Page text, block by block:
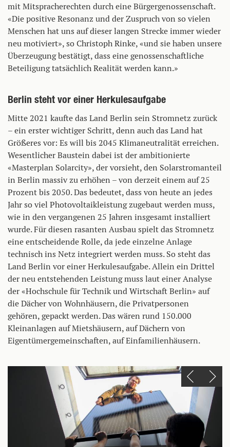
mit Mitspracherechten durch eine Bürgergenossenschaft.
«Die positive Resonanz und der Zuspruch von so vielen
Menschen hat uns auf dieser langen Strecke immer wieder
neu motiviert», so Christoph Rinke, «und sie haben unsere
Überzeugung bestätigt, dass eine genossenschaftliche
Beteiligung tatsächlich Realität werden kann.»
Berlin steht vor einer Herkulesaufgabe
Mitte 2021 kaufte das Land Berlin sein Stromnetz zurück
– ein erster wichtiger Schritt, denn auch das Land hat
Größeres vor: Es will bis 2045 Klimaneutralität erreichen.
Wesentlicher Baustein dabei ist der ambitionierte
«Masterplan Solarcity», der vorsieht, den Solarstromanteil
in Berlin massiv zu erhöhen – von derzeit einem auf 25
Prozent bis 2050. Das bedeutet, dass von heute an jedes
Jahr so viel Photovoltaikleistung zugebaut werden muss,
wie in den vergangenen 25 Jahren insgesamt installiert
wurde. Für diesen rasanten Ausbau spielt das Stromnetz
eine entscheidende Rolle, da jede einzelne Anlage
technisch ins Netz integriert werden muss. So steht das
Land Berlin vor einer Herkulesaufgabe. Allein ein Drittel
der neu entstehenden Leistung muss laut einer Analyse
der «Hochschule für Technik und Wirtschaft Berlin» auf
die Dächer von Wohnhäusern, die Privatpersonen
gehören, gepackt werden. Das wären rund 150.000
Kleinanlagen auf Mietshäusern, auf Dächern von
Eigentümergemeinschaften, auf Einfamilienhäusern.
Einen Slide zurück
Einen Slide vor